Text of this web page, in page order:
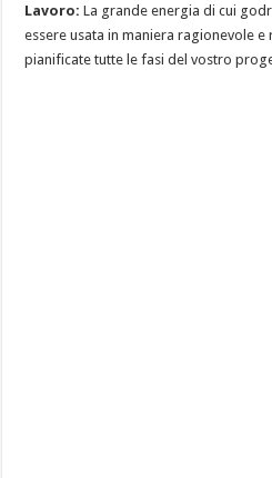
Lavoro: La grande energia di cui
essere usata in maniera ragionevole
pianificate tutte le fasi del vostro